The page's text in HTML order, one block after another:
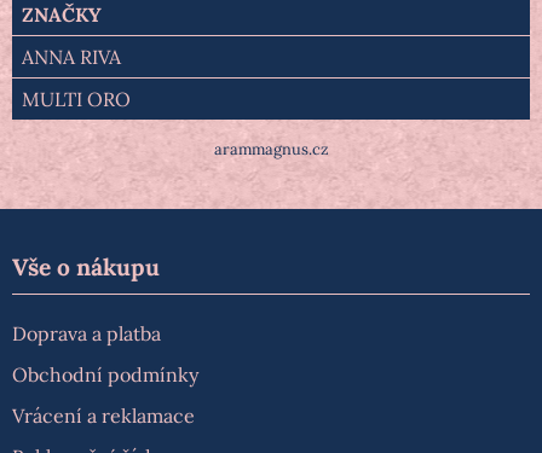
ZNAČKY
ANNA RIVA
MULTI ORO
arammagnus.cz
Vše o nákupu
Doprava a platba
Obchodní podmínky
Vrácení a reklamace